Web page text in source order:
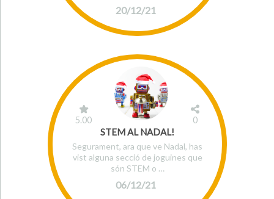
20/12/21
06/12/21
5.00 0
STEM AL NADAL!
Segurament, ara que ve Nadal, has
vist alguna secció de joguines que
són STEM o …